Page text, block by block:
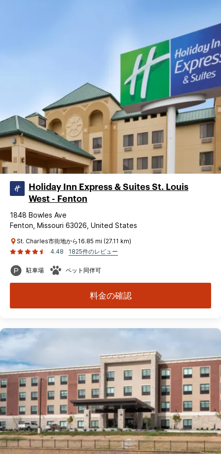
Holiday Inn Express & Suites St. Louis
West - Fenton
1848 Bowles Ave
Fenton, Missouri 63026, United States
St. Charles市街地から16.85 mi (27.11 km)
4.48
1825件のレビュー
駐車場 ペット同伴可
料金の確認